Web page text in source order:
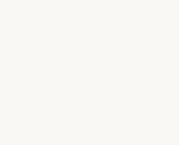
Method